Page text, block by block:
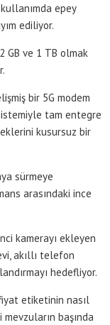
epey
ediliyor.
GB ve 1 TB olmak
bir 5G modem
tam entegre
kusursuz bir
sürmeye
arasındaki ince
kamerayı ekleyen
akıllı telefon
hedefliyor.
etiketinin nasıl
başında